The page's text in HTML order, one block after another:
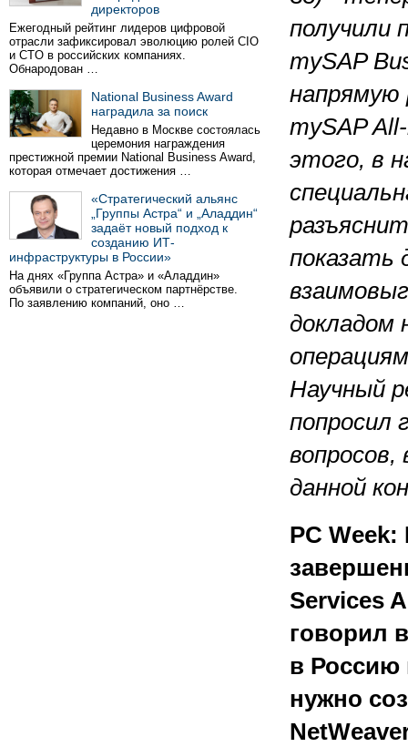
директоров
Ежегодный рейтинг лидеров цифровой
отрасли зафиксировал эволюцию ролей CIO
и CTO в российских компаниях.
Обнародован …
National Business Award
наградила за поиск
Недавно в Москве состоялась
церемония награждения
престижной премии National Business Award,
которая отмечает достижения …
«Стратегический альянс
„Группы Астра“ и „Аладдин“
задаёт новый подход к
созданию ИТ-
инфраструктуры в России»
На днях «Группа Астра» и «Аладдин»
объявили о стратегическом партнёрстве.
По заявлению компаний, оно …
получили
mySAP
напрямую
mySAP
этого, в
показать
докладом
Научный
попросил
данной
PC Week:
Services
говорил
в Россию
нужно